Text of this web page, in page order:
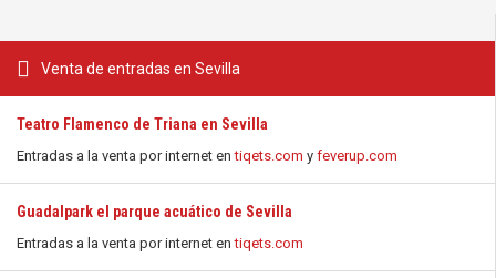
Venta de entradas en Sevilla
Teatro Flamenco de Triana en Sevilla
Entradas a la venta por internet entiqets.com y feverup.com
Guadalpark el parque acuático de Sevilla
Entradas a la venta por internet entiqets.com